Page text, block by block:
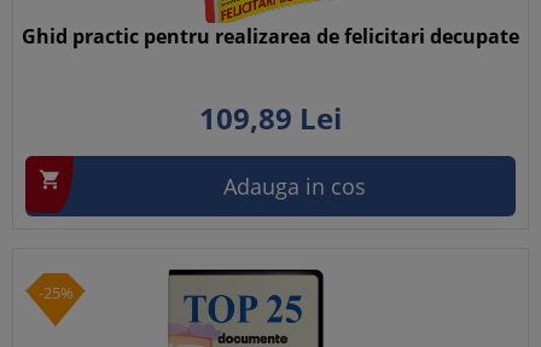
Ghid practic pentru realizarea de felicitari decupate
109,89 Lei
 Adauga in cos
-25%